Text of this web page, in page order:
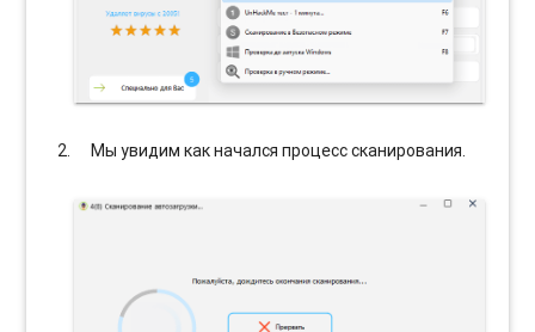
Мы увидим как начался процесс сканирования.